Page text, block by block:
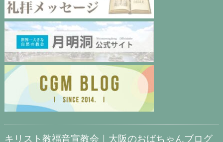
キリスト教福音宣教会｜大阪のおばちゃんブログ